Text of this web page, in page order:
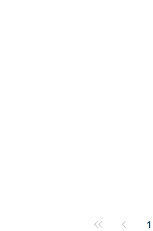
1